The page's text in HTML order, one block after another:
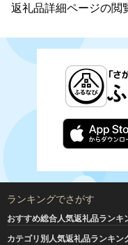
返礼品詳細ページの閲
ランキングでさがす
おすすめ総合人気返礼品ランキ
カテゴリ別人気返礼品ランキン